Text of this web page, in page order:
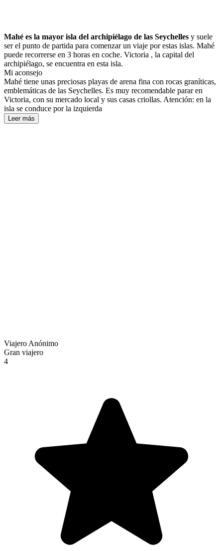
Mahé es la mayor isla del archipiélago de las Seychelles y suele
ser el punto de partida para comenzar un viaje por estas islas. Mahé
puede recorrerse en 3 horas en coche. Victoria , la capital del
archipiélago, se encuentra en esta isla.
Mi aconsejo
Mahé tiene unas preciosas playas de arena fina con rocas graníticas,
emblemáticas de las Seychelles. Es muy recomendable parar en
Victoria, con su mercado local y sus casas criollas. Atención: en la
isla se conduce por la izquierda
Leer más
Viajero Anónimo
Gran viajero
4